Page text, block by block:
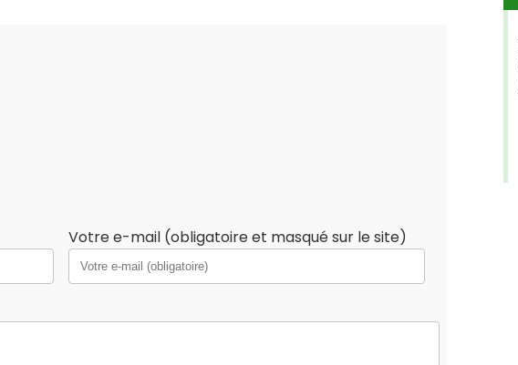
Votre e-mail (obligatoire et masqué sur le site)